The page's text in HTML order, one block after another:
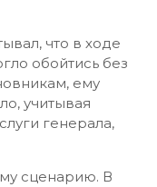
что в ходе
обойтись без
ему
учитывая
генерала,
сценарию. В